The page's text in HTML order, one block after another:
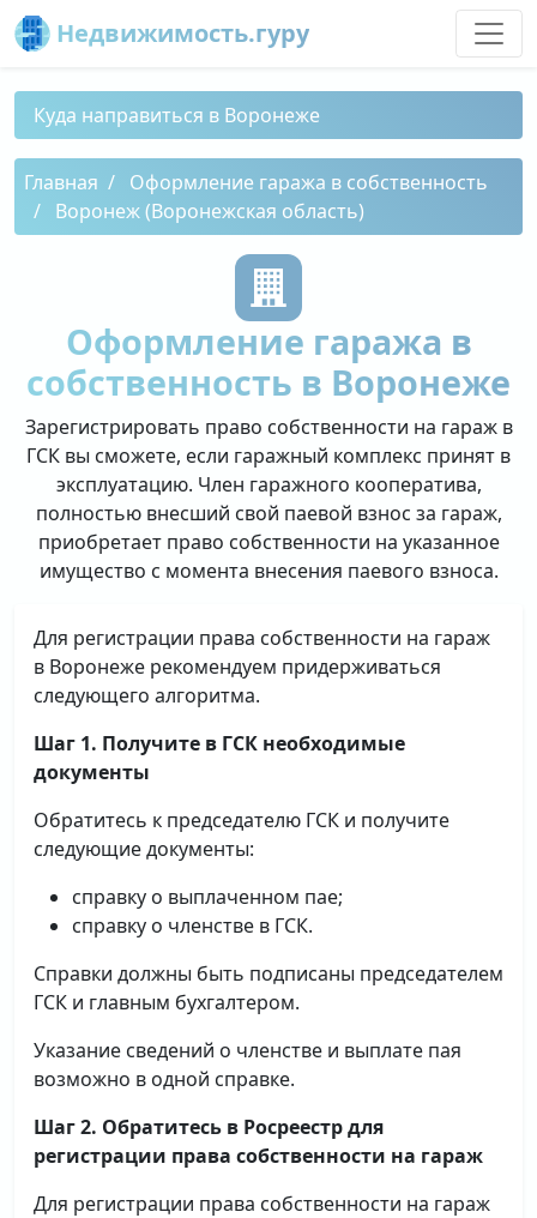
Недвижимость.гуру
Куда направиться в Воронеже
Главная
Оформление гаража в собственность
Воронеж (Воронежская область)
Оформление гаража в
собственность в Воронеже
Зарегистрировать право собственности на гараж в
ГСК вы сможете, если гаражный комплекс принят в
эксплуатацию. Член гаражного кооператива,
полностью внесший свой паевой взнос за гараж,
приобретает право собственности на указанное
имущество с момента внесения паевого взноса.
Для регистрации права собственности на гараж
в Воронеже рекомендуем придерживаться
следующего алгоритма.
Шаг 1. Получите в ГСК необходимые
документы
Обратитесь к председателю ГСК и получите
следующие документы:
справку о выплаченном пае;
справку о членстве в ГСК.
Справки должны быть подписаны председателем
ГСК и главным бухгалтером.
Указание сведений о членстве и выплате пая
возможно в одной справке.
Шаг 2. Обратитесь в Росреестр для
регистрации права собственности на гараж
Для регистрации права собственности на гараж